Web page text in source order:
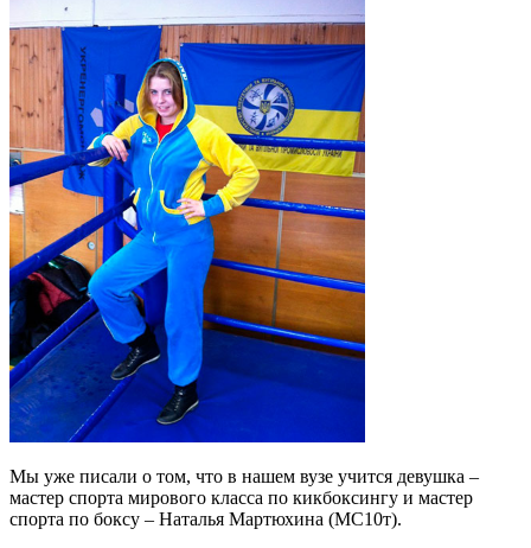
Мы уже писали о том, что в нашем вузе учится девушка –
мастер спорта мирового класса по кикбоксингу и мастер
спорта по боксу – Наталья Мартюхина (МС10т).